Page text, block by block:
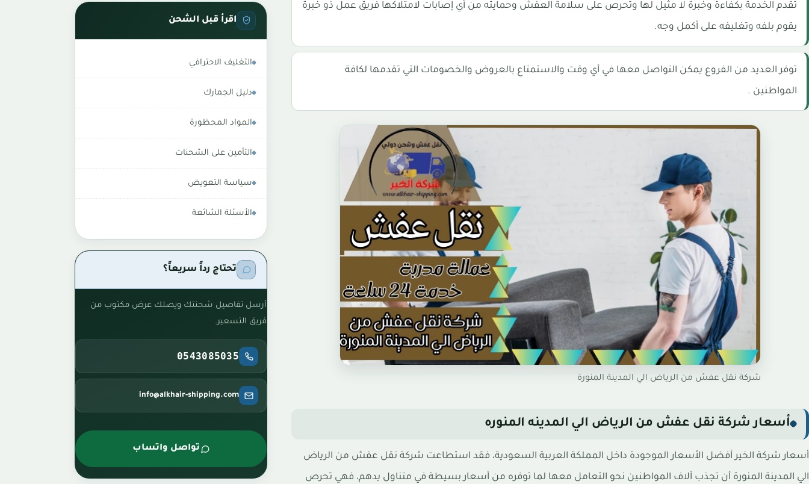
تقدم الخدمة بكفاءة وخبرة لا مثيل لها وتحرص على سلامة العفش وحمايته من أي إصابات لامتلاكها فريق عمل ذو خبرة
يقوم بلفه وتغليفه على أكمل وجه.
توفر العديد من الفروع يمكن التواصل معها في أي وقت والاستمتاع بالعروض والخصومات التي تقدمها لكافة
المواطنين .
شركة نقل عفش من الرياض الي المدينة المنورة
أسعار شركة نقل عفش من الرياض الي المدينه المنوره
أسعار شركة الخير أفضل الأسعار الموجودة داخل المملكة العربية السعودية، فقد استطاعت شركة نقل عفش من الرياض
الي المدينة المنورة أن تجذب آلاف المواطنين نحو التعامل معها لما توفره من أسعار بسيطة في متناول يدهم، فهي تحرص
اقرأ قبل الشحن
التغليف الاحترافي
دليل الجمارك
المواد المحظورة
التأمين على الشحنات
سياسة التعويض
الأسئلة الشائعة
تحتاج رداً سريعاً؟
أرسل تفاصيل شحنتك ويصلك عرض مكتوب من
فريق التسعير.
0543085035
info@alkhair-shipping.com
تواصل واتساب